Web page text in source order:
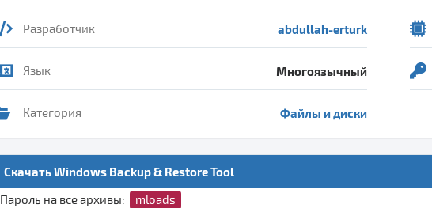
Разработчик abdullah-erturk
Язык Многоязычный
Категория Файлы и диски
Скачать Windows Backup & Restore Tool
Пароль на все архивы:
mloads